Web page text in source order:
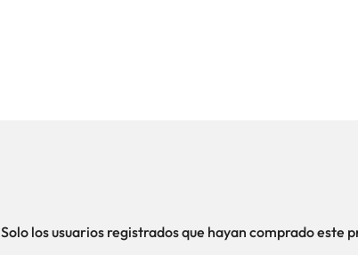
Solo los usuarios registrados que hayan comprado este